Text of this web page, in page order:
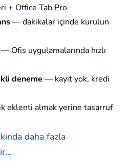
+ Office Tab Pro
— dakikalar içinde kurulun
— Ofis uygulamalarında hızlı
deneme — kayıt yok, kredi
eklenti almak yerine tasarruf
daha fazla